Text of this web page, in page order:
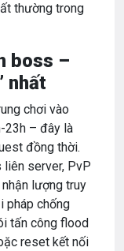
thường trong
boss –
nhất
chơi vào
23h – đây là
đồng thời.
server, PvP
lượng truy
pháp chống
tấn công flood
reset kết nối